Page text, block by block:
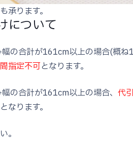
承ります。
について
の合計が161cm以上の場合(概ね
指定不可となります。
の合計が161cm以上の場合、 代
となります。
。